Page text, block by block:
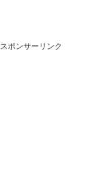
スポンサーリンク